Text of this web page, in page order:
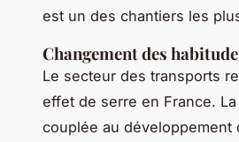
est un des chantiers les
Changement des
Le secteur des transports
effet de serre en France.
couplée au développement